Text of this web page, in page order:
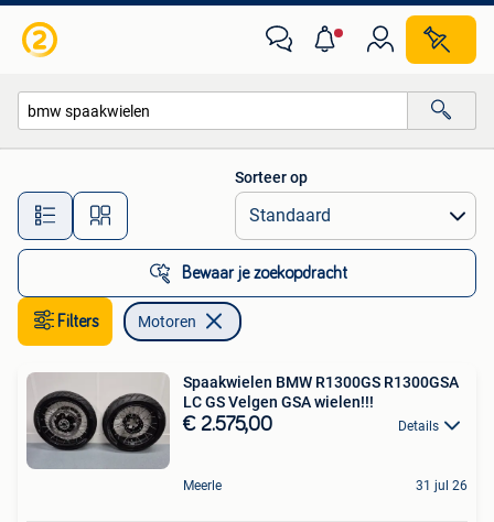
Alle afstanden…
Sorteer op
Bewaar je zoekopdracht
Filters Motoren
Spaakwielen BMW R1300GS R1300GSA
LC GS Velgen GSA wielen!!!
€ 2.575,00 Details
Meerle 31 jul 26